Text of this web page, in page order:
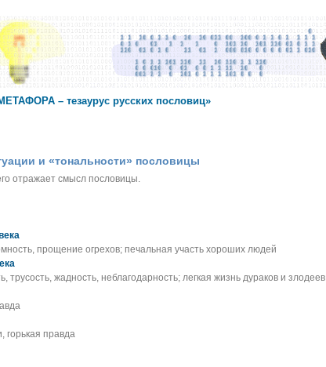
– тезаурус русских пословиц»
и «тональности» пословицы
отражает смысл пословицы.
прощение огрехов; печальная участь хороших людей
трусость, жадность, неблагодарность; легкая жизнь дураков и злодеев
горькая правда